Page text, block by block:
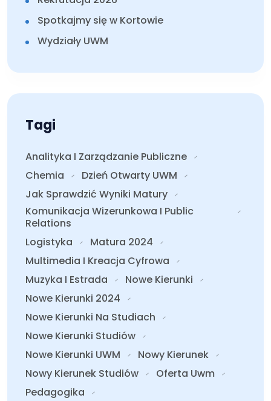
Spotkajmy się w Kortowie
Wydziały UWM
Tagi
Analityka I Zarządzanie Publiczne
Chemia
Dzień Otwarty UWM
Jak Sprawdzić Wyniki Matury
Komunikacja Wizerunkowa I Public
Relations
Logistyka
Matura 2024
Multimedia I Kreacja Cyfrowa
Muzyka I Estrada
Nowe Kierunki
Nowe Kierunki 2024
Nowe Kierunki Na Studiach
Nowe Kierunki Studiów
Nowe Kierunki UWM
Nowy Kierunek
Nowy Kierunek Studiów
Oferta Uwm
Pedagogika